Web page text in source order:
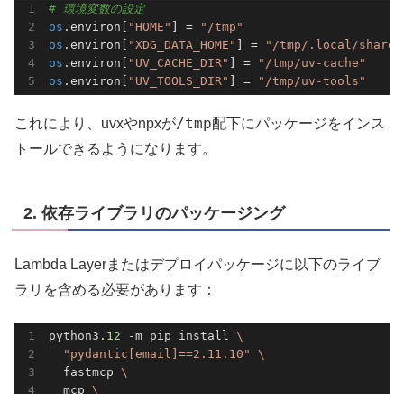
# 環境変数の設定
os .environ[ "HOME" ] =
"/tmp"
os .environ[ "XDG_DATA_HOME" ] =
"/tmp/.local/share"
os .environ[ "UV_CACHE_DIR" ] =
"/tmp/uv-cache"
os .environ[ "UV_TOOLS_DIR" ] = "/tmp/uv-tools"
これにより、uvxやnpxが/tmp配下にパッケージをインス
トールできるようになります。
2. 依存ライブラリのパッケージング
Lambda Layerまたはデプロイパッケージに以下のライブ
ラリを含める必要があります：
python3. 12 -m pip install \
"pydantic[email]==2.11.10"
\
  fastmcp
\
  mcp
\